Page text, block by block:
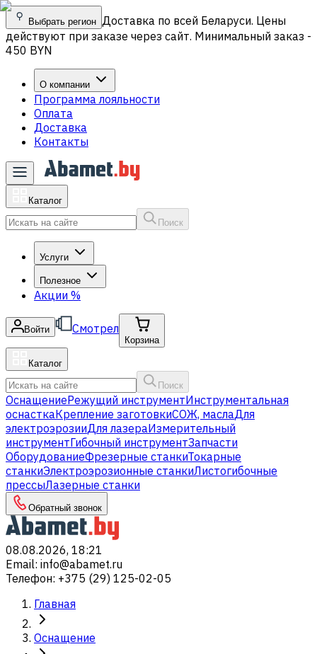
Выбрать регион Доставка по всей Беларуси. Цены
действуют при заказе через сайт. Минимальный заказ -
450 BYN
О компании
Программа лояльности
Оплата
Доставка
Контакты
Каталог
Поиск
Услуги
Полезное
Акции %
Войти Смотрел
Корзина
Каталог
Поиск
ОснащениеРежущий инструментИнструментальная
оснасткаКрепление заготовкиСОЖ, маслаДля
электроэрозииДля лазераИзмерительный
инструментГибочный инструментЗапчасти
ОборудованиеФрезерные станкиТокарные
станкиЭлектроэрозионные станкиЛистогибочные
прессыЛазерные станки
Обратный звонок
08.08.2026, 18:21
Email: info@abamet.ru
Телефон: +375 (29) 125-02-05
Главная
Оснащение